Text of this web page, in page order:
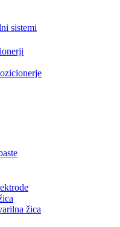
sistemi
žica